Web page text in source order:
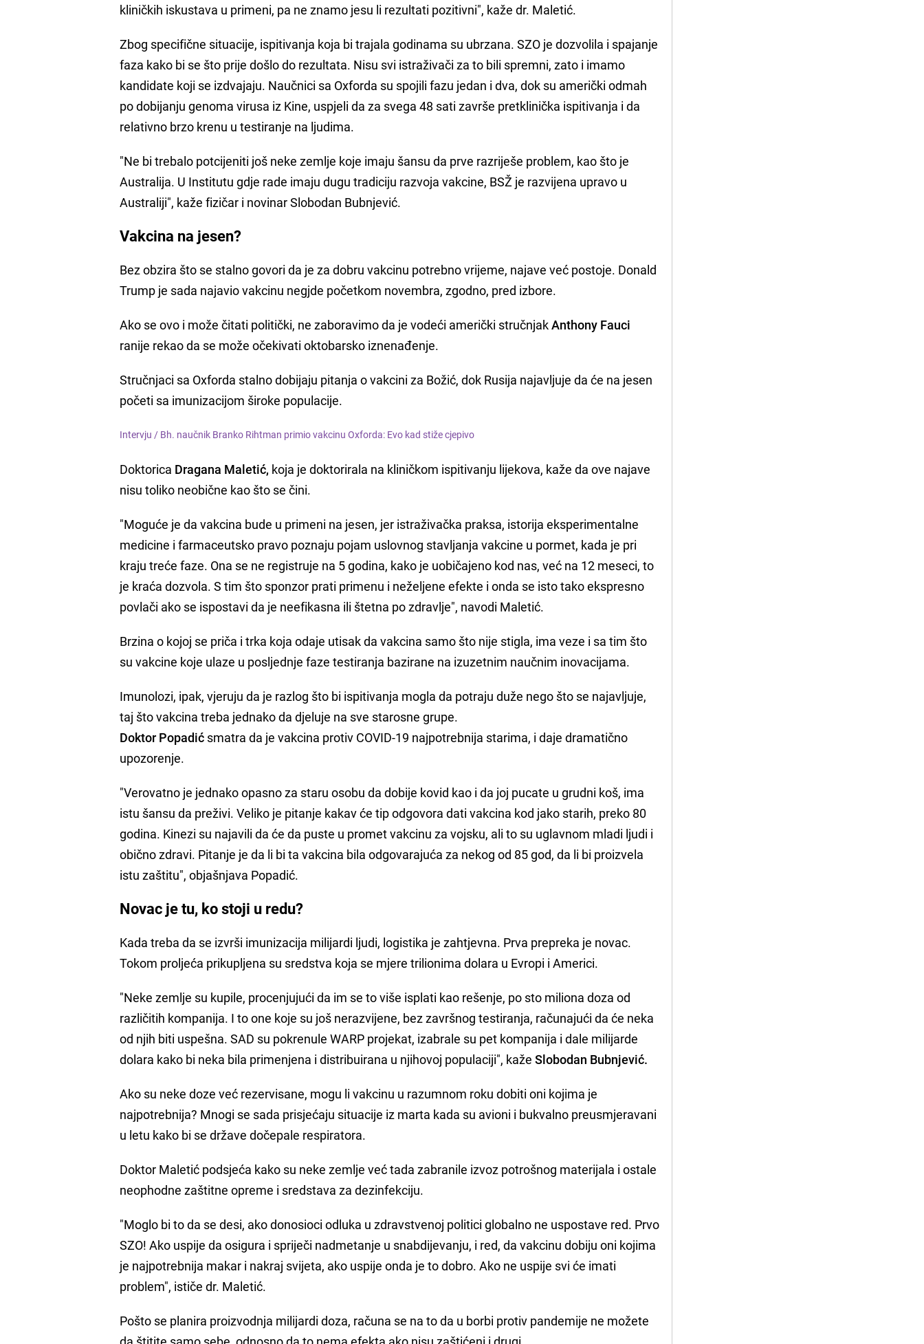
kliničkih iskustava u primeni, pa ne znamo jesu li rezultati pozitivni", kaže dr. Maletić.
Zbog specifične situacije, ispitivanja koja bi trajala godinama su ubrzana. SZO je dozvolila i spajanje
faza kako bi se što prije došlo do rezultata. Nisu svi istraživači za to bili spremni, zato i imamo
kandidate koji se izdvajaju. Naučnici sa Oxforda su spojili fazu jedan i dva, dok su američki odmah
po dobijanju genoma virusa iz Kine, uspjeli da za svega 48 sati završe pretklinička ispitivanja i da
relativno brzo krenu u testiranje na ljudima.
"Ne bi trebalo potcijeniti još neke zemlje koje imaju šansu da prve razriješe problem, kao što je
Australija. U Institutu gdje rade imaju dugu tradiciju razvoja vakcine, BSŽ je razvijena upravo u
Australiji", kaže fizičar i novinar Slobodan Bubnjević.
Vakcina na jesen?
Bez obzira što se stalno govori da je za dobru vakcinu potrebno vrijeme, najave već postoje. Donald
Trump je sada najavio vakcinu negjde početkom novembra, zgodno, pred izbore.
Ako se ovo i može čitati politički, ne zaboravimo da je vodeći američki stručnjakAnthony Fauci
ranije rekao da se može očekivati oktobarsko iznenađenje.
Stručnjaci sa Oxforda stalno dobijaju pitanja o vakcini za Božić, dok Rusija najavljuje da će na jesen
početi sa imunizacijom široke populacije.
Intervju / Bh. naučnik Branko Rihtman primio vakcinu Oxforda: Evo kad stiže cjepivo
Doktorica Dragana Maletić, koja je doktorirala na kliničkom ispitivanju lijekova, kaže da ove najave
nisu toliko neobične kao što se čini.
"Moguće je da vakcina bude u primeni na jesen, jer istraživačka praksa, istorija eksperimentalne
medicine i farmaceutsko pravo poznaju pojam uslovnog stavljanja vakcine u pormet, kada je pri
kraju treće faze. Ona se ne registruje na 5 godina, kako je uobičajeno kod nas, već na 12 meseci, to
je kraća dozvola. S tim što sponzor prati primenu i neželjene efekte i onda se isto tako ekspresno
povlači ako se ispostavi da je neefikasna ili štetna po zdravlje", navodi Maletić.
Brzina o kojoj se priča i trka koja odaje utisak da vakcina samo što nije stigla, ima veze i sa tim što
su vakcine koje ulaze u posljednje faze testiranja bazirane na izuzetnim naučnim inovacijama.
Imunolozi, ipak, vjeruju da je razlog što bi ispitivanja mogla da potraju duže nego što se najavljuje,
taj što vakcina treba jednako da djeluje na sve starosne grupe.
Doktor Popadić smatra da je vakcina protiv COVID-19 najpotrebnija starima, i daje dramatično
upozorenje.
"Verovatno je jednako opasno za staru osobu da dobije kovid kao i da joj pucate u grudni koš, ima
istu šansu da preživi. Veliko je pitanje kakav će tip odgovora dati vakcina kod jako starih, preko 80
godina. Kinezi su najavili da će da puste u promet vakcinu za vojsku, ali to su uglavnom mladi ljudi i
obično zdravi. Pitanje je da li bi ta vakcina bila odgovarajuća za nekog od 85 god, da li bi proizvela
istu zaštitu", objašnjava Popadić.
Novac je tu, ko stoji u redu?
Kada treba da se izvrši imunizacija milijardi ljudi, logistika je zahtjevna. Prva prepreka je novac.
Tokom proljeća prikupljena su sredstva koja se mjere trilionima dolara u Evropi i Americi.
"Neke zemlje su kupile, procenjujući da im se to više isplati kao rešenje, po sto miliona doza od
različitih kompanija. I to one koje su još nerazvijene, bez završnog testiranja, računajući da će neka
od njih biti uspešna. SAD su pokrenule WARP projekat, izabrale su pet kompanija i dale milijarde
dolara kako bi neka bila primenjena i distribuirana u njihovoj populaciji", kažeSlobodan Bubnjević.
Ako su neke doze već rezervisane, mogu li vakcinu u razumnom roku dobiti oni kojima je
najpotrebnija? Mnogi se sada prisjećaju situacije iz marta kada su avioni i bukvalno preusmjeravani
u letu kako bi se države dočepale respiratora.
Doktor Maletić podsjeća kako su neke zemlje već tada zabranile izvoz potrošnog materijala i ostale
neophodne zaštitne opreme i sredstava za dezinfekciju.
"Moglo bi to da se desi, ako donosioci odluka u zdravstvenoj politici globalno ne uspostave red. Prvo
SZO! Ako uspije da osigura i spriječi nadmetanje u snabdijevanju, i red, da vakcinu dobiju oni kojima
je najpotrebnija makar i nakraj svijeta, ako uspije onda je to dobro. Ako ne uspije svi će imati
problem", ističe dr. Maletić.
Pošto se planira proizvodnja milijardi doza, računa se na to da u borbi protiv pandemije ne možete